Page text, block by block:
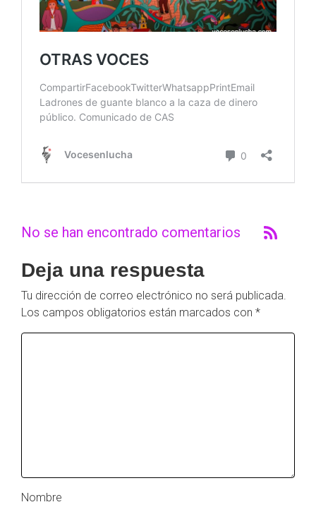
No se han encontrado comentarios
Deja una respuesta
Tu dirección de correo electrónico no será publicada.
Los campos obligatorios están marcados con *
Nombre